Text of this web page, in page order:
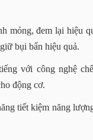
mỏng, đem lại hiệu
bụi bẩn hiệu quả.
với công nghệ
động cơ.
tiết kiệm năng